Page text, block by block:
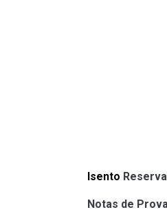
Isento
Notas de